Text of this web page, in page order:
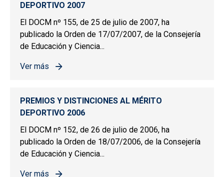
DEPORTIVO 2007
El DOCM nº 155, de 25 de julio de 2007, ha
publicado la Orden de 17/07/2007, de la Consejería
de Educación y Ciencia...
Ver más
sobre PREMIOS Y DISTINCIONES AL MÉRITO
PREMIOS Y DISTINCIONES AL MÉRITO
DEPORTIVO 2006
El DOCM nº 152, de 26 de julio de 2006, ha
publicado la Orden de 18/07/2006, de la Consejería
de Educación y Ciencia...
Ver más